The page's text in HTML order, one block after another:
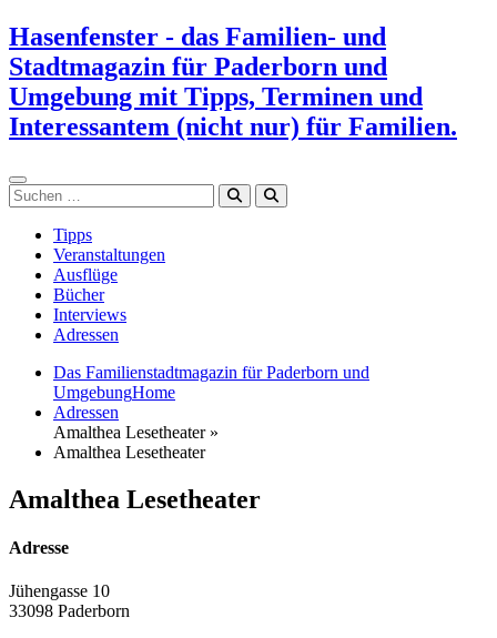
Zum
Inhalt
springen
Hasenfenster - das Familien- und
Stadtmagazin für Paderborn und
Umgebung mit Tipps, Terminen und
Interessantem (nicht nur) für Familien.
Suchen
Tipps
Veranstaltungen
Ausflüge
Bücher
Interviews
Adressen
Das Familienstadtmagazin für Paderborn und
UmgebungHome
Adressen
Amalthea Lesetheater »
Amalthea Lesetheater
Amalthea Lesetheater
Adresse
Jühengasse 10
33098 Paderborn